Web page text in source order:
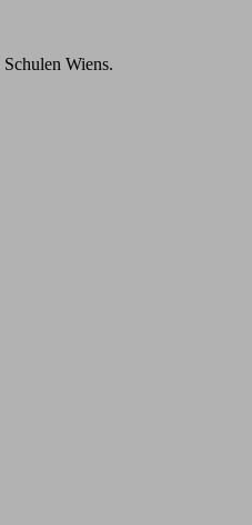
Wiens.